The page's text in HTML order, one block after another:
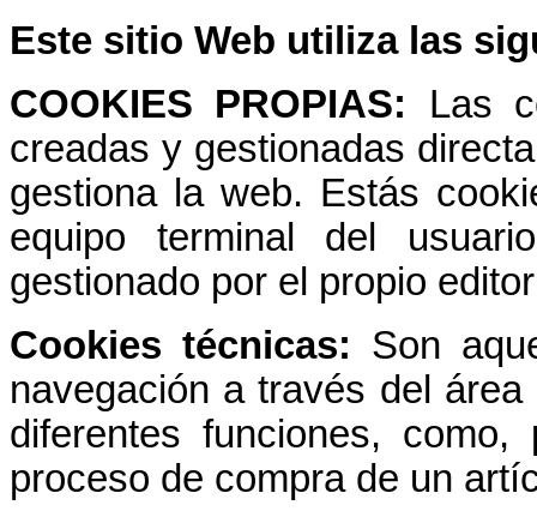
Este sitio Web utiliza las
COOKIES PROPIAS: Las
creadas y gestionadas
gestiona la web. Estás
equipo terminal del
gestionado por el propio
Cookies técnicas: Son
navegación a través del
diferentes funciones,
proceso de compra de un